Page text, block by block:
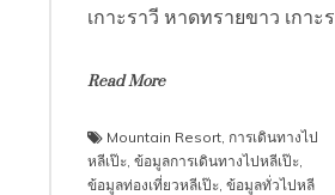
เกาะราวี หาดทรายขาว เกาะร
Read More
Mountain Resort, การเดินทางไป
หลีเป๊ะ, ข้อมูลการเดินทางไปหลีเป๊ะ,
ข้อมูลท่องเที่ยวหลีเป๊ะ, ข้อมูลทั่วไปหลี